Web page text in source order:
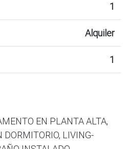
1
Alquiler
1
EN PLANTA ALTA,
DORMITORIO, LIVING-